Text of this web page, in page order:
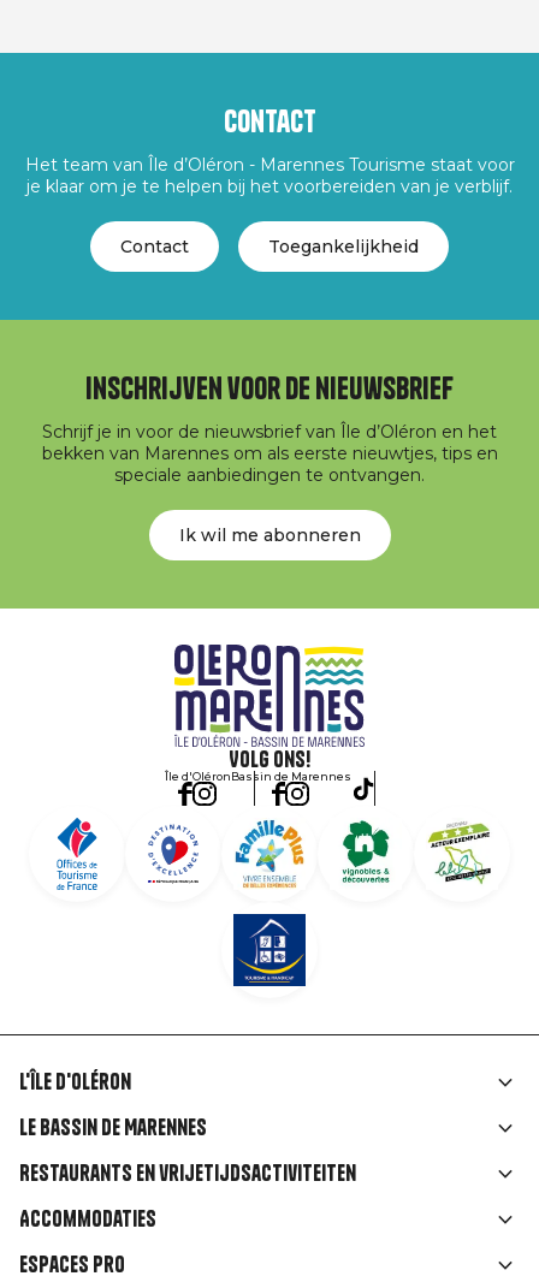
Contact
Het team van Île d’Oléron - Marennes Tourisme staat voor
je klaar om je te helpen bij het voorbereiden van je verblijf.
Contact Toegankelijkheid
Inschrijven voor de nieuwsbrief
Schrijf je in voor de nieuwsbrief van Île d’Oléron en het
bekken van Marennes om als eerste nieuwtjes, tips en
speciale aanbiedingen te ontvangen.
Ik wil me abonneren
Volg ons!
Île d'OléronBassin de Marennes
Liens
rubriques
L'île d'Oléron
Le Bassin de Marennes
Restaurants en vrijetijdsactiviteiten
Accommodaties
Espaces Pro